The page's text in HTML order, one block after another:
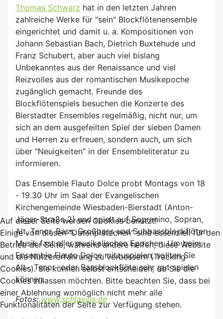
Thomas Schwarz hat in den letzten Jahren
zahlreiche Werke für "sein" Blockflötenensemble
eingerichtet und damit u. a. Kompositionen von
Johann Sebastian Bach, Dietrich Buxtehude und
Franz Schubert, aber auch viel bislang
Unbekanntes aus der Renaissance und viel
Reizvolles aus der romantischen Musikepoche
zugänglich gemacht. Freunde des
Blockflötenspiels besuchen die Konzerte des
Bierstadter Ensembles regelmäßig, nicht nur, um
sich an dem ausgefeilten Spiel der sieben Damen
und Herren zu erfreuen, sondern auch, um sich
über "Neuigkeiten" in der Ensembleliteratur zu
informieren.
Das Ensemble Flauto Dolce probt Montags von 18
- 19.30 Uhr im Saal der Evangelischen
Kirchengemeinde Wiesbaden-Bierstadt (Anton-
Jäger-Straße 2) und spielt auf Sopranino, Sopran,
Alt, Tenor, Bass, Großbass und Subbassblockflöten
Musik fast aller musikalischen Epochen. Um beim
Ensemble Flauto Dolce mitzuspielen, sollten Sie
Alt-, Tenor- oder Bassblockflöte sehr gut spielen
können.
Fotos:www.schlasius.de
Auf dieser Seite werden Cookies benutzt!
Einige von diesen "Datenplätzchen" sind essenziell für den
Betrieb der Seite, während andere helfen, diese Website
und die Nutzererfahrung zu verbessern (Tracking
Cookies). Sie können selbst entscheiden, ob Sie die
Cookies zulassen möchten. Bitte beachten Sie, dass bei
einer Ablehnung womöglich nicht mehr alle
Funktionalitäten der Seite zur Verfügung stehen.